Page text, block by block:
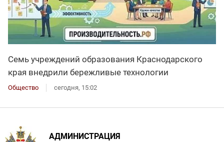
Семь учреждений образования Краснодарского
края внедрили бережливые технологии
Общество сегодня, 15:02
АДМИНИСТРАЦИЯ